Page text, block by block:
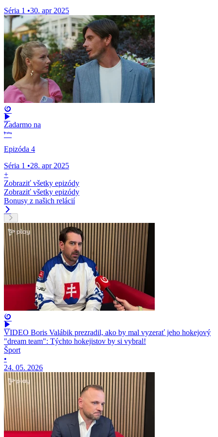
Séria 1 •30. apr 2025
Zadarmo na
Epizóda 4
Séria 1 •28. apr 2025
+
Zobraziť všetky epizódy
Zobraziť všetky epizódy
Bonusy z našich relácií
VIDEO Boris Valábik prezradil, ako by mal vyzerať jeho hokejový
"dream team": Týchto hokejistov by si vybral!
Šport
•
24. 05. 2026